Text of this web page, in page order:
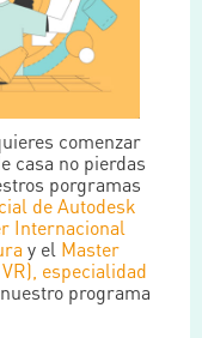
comenzar
casa no pierdas
porgramas
de Autodesk
Internacional
y el Master
especialidad
, nuestro programa